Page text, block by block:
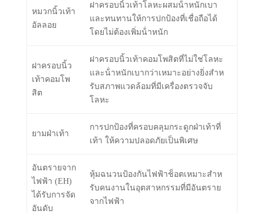
หมวกนิ้วเท้า
อัลลอย
ฝาครอบนิ้วเท้าโลหะผสมน้ําหนักเบา
และทนทานให้การปกป้องที่เชื่อถือได้
โดยไม่ต้องเพิ่มน้ําหนัก
ฝาครอบนิ้ว
เท้าคอมโพ
สิต
ฝาครอบนิ้วเท้าคอมโพสิตที่ไม่ใช่โลหะ
และน้ําหนักเบากว่าเหมาะอย่างยิ่งสําห
รับสภาพแวดล้อมที่มีเครื่องตรวจจับ
โลหะ
ยามฝ่าเท้า
การปกป้องที่ครอบคลุมกระดูกฝ่าเท้าที่
เท้า ให้ความปลอดภัยเป็นพิเศษ
อันตรายจาก
ไฟฟ้า (EH)
ได้รับการจัด
อันดับ
หุ้มฉนวนป้องกันไฟฟ้าช็อตเหมาะสําห
รับคนงานในอุตสาหกรรมที่มีอันตราย
จากไฟฟ้า